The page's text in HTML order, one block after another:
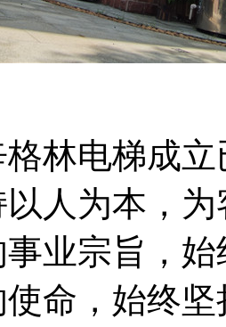
林电梯成
人为本，
业宗旨，
命，始终